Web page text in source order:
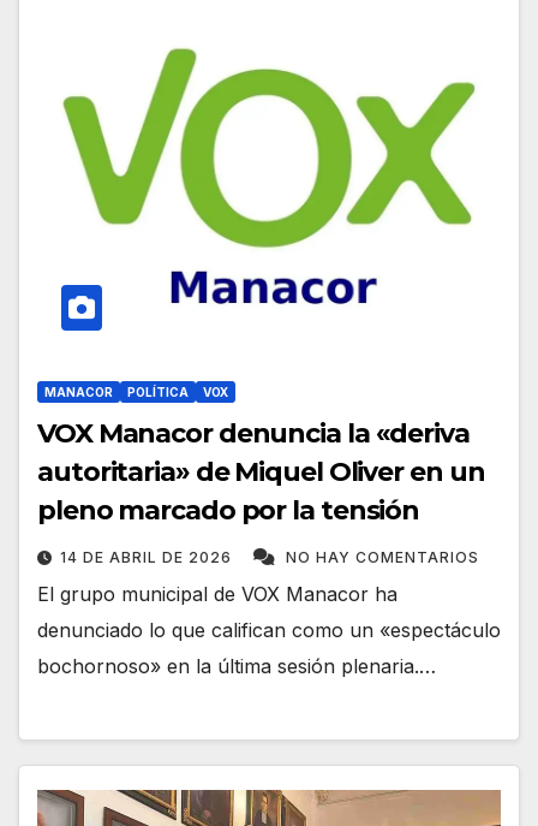
MANACOR POLÍTICA VOX
VOX Manacor denuncia la «deriva
autoritaria» de Miquel Oliver en un
pleno marcado por la tensión
14 DE ABRIL DE 2026 NO HAY COMENTARIOS
El grupo municipal de VOX Manacor ha
denunciado lo que califican como un «espectáculo
bochornoso» en la última sesión plenaria.…